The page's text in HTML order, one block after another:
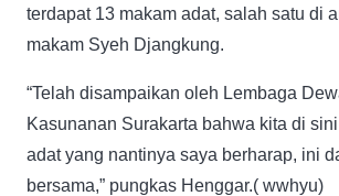
terdapat 13 makam adat, salah satu di
makam Syeh Djangkung.
“Telah disampaikan oleh Lembaga
Kasunanan Surakarta bahwa kita di
adat yang nantinya saya berharap, ini
bersama,” pungkas Henggar.( wwhyu)